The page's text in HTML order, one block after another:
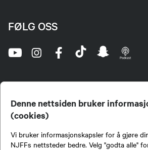
Denne nettsiden bruker
(cookies)
Vi bruker informasjonskapsler for å gjøre
NJFFs nettsteder bedre. Velg "godta alle"
FØLG OSS
jegere og sportsfiskere og et av de viktigste miljøene for
fiske i Norge. Vi er en partipolitisk nøytral organisasjon, men